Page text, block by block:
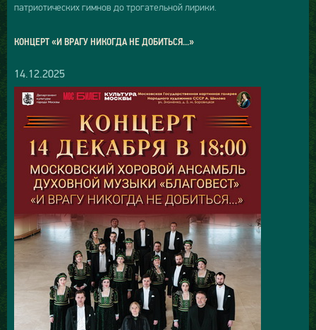
патриотических гимнов до трогательной лирики.
КОНЦЕРТ «И ВРАГУ НИКОГДА НЕ ДОБИТЬСЯ...»
14.12.2025